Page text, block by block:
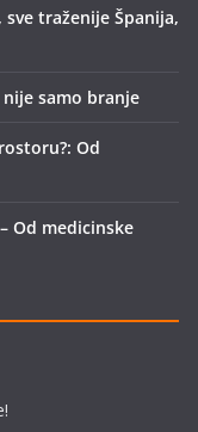
traženije Španija,
samo branje
Od
Od medicinske